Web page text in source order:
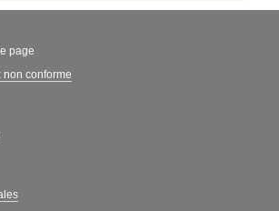
page
non conforme